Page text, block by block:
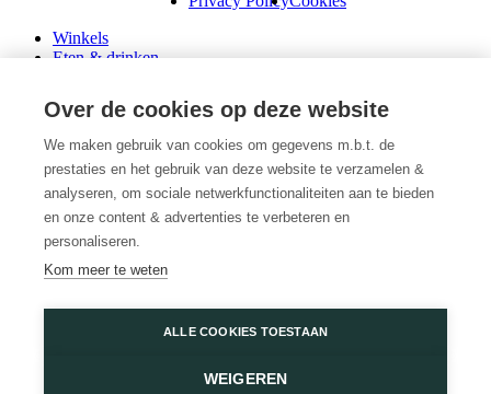
Winkels
Eten & drinken
Schenk een cadeaubon
Over ons
Wini’s
Plattegrond
Diensten
Promoties
Huur een winkel
Veelgestelde vragen
Wijnegem Shopping Center
Over de cookies op deze website
We maken gebruik van cookies om gegevens m.b.t. de
prestaties en het gebruik van deze website te verzamelen &
analyseren, om sociale netwerkfunctionaliteiten aan te bieden
en onze content & advertenties te verbeteren en
personaliseren.
Kom meer te weten
ALLE COOKIES TOESTAAN
WEIGEREN